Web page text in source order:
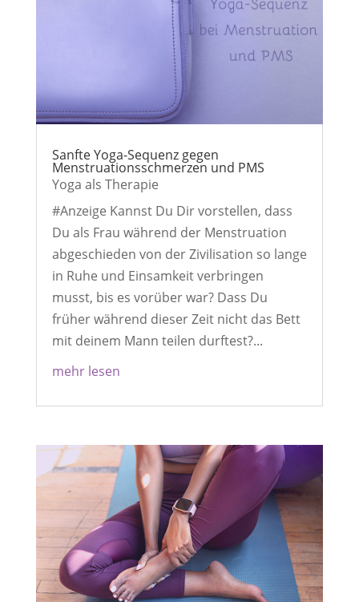
Sanfte Yoga-Sequenz gegen
Menstruationsschmerzen und PMS
Yoga als Therapie
#Anzeige Kannst Du Dir vorstellen, dass
Du als Frau während der Menstruation
abgeschieden von der Zivilisation so lange
in Ruhe und Einsamkeit verbringen
musst, bis es vorüber war? Dass Du
früher während dieser Zeit nicht das Bett
mit deinem Mann teilen durftest?...
mehr lesen